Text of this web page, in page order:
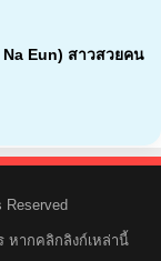
Eun) สาวสวยคน
Reserved
หากคลิกลิงก์เหล่านี้